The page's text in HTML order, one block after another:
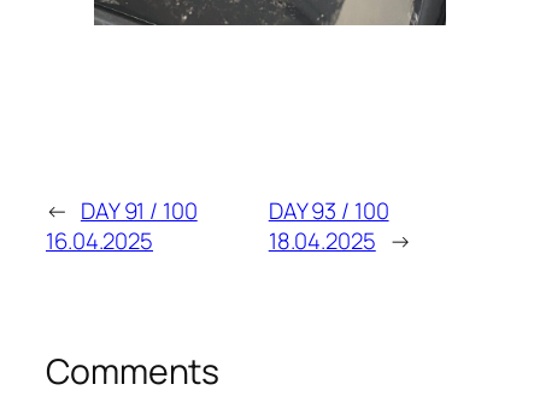
← DAY 91 / 100
16.04.2025
DAY 93 / 100
18.04.2025 →
Comments